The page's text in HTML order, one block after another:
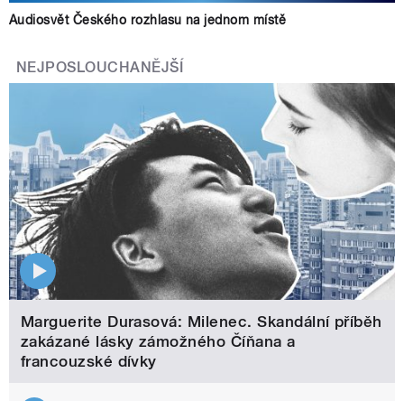
Audiosvět Českého rozhlasu na jednom místě
NEJPOSLOUCHANĚJŠÍ
Marguerite Durasová: Milenec. Skandální příběh
zakázané lásky zámožného Číňana a
francouzské dívky